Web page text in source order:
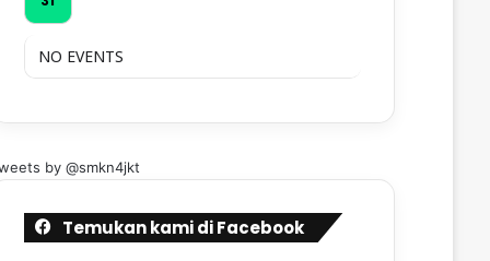
NO EVENTS
by @smkn4jkt
Temukan kami di Facebook